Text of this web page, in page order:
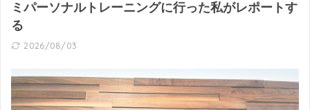
ミパーソナルトレーニングに行った私がレポートす
る
2026/08/03